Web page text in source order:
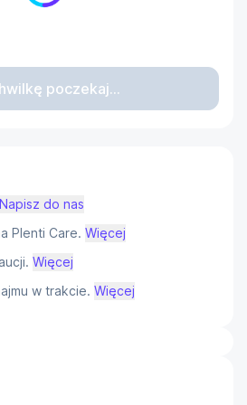
poczekaj...
Napisz do nas
Plenti Care. Więcej
Więcej
w trakcie. Więcej